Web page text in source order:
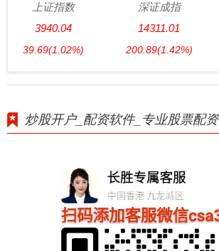
上证指数
3940.04
39.69(1.02%)
深证成指
14311.01
200.89(1.42%)
炒股开户_配资软件_专业股票配资